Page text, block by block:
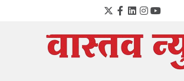
Twitter
Facebook
LinkedIn
Instagram
YouTube